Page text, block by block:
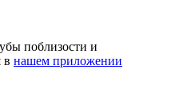
поблизости и
в нашем приложении